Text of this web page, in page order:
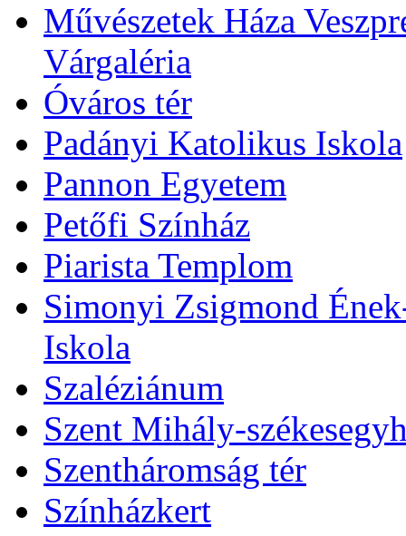
Művészetek Háza
Várgaléria
Óváros tér
Padányi Katolikus Iskola
Pannon Egyetem
Petőfi Színház
Piarista Templom
Simonyi Zsigmond
Iskola
Szaléziánum
Szent Mihály-
Szentháromság tér
Színházkert